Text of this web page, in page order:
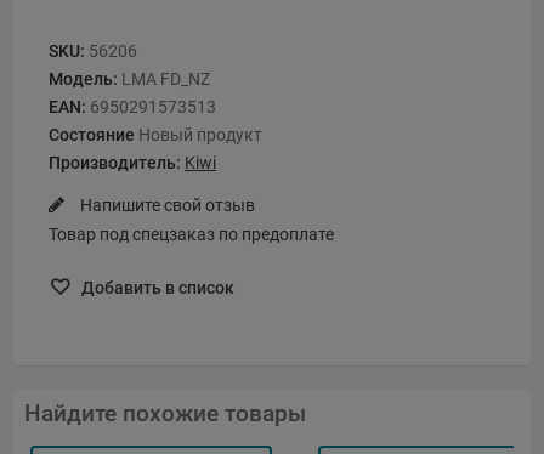
SKU: 56206
Модель: LMA FD_NZ
EAN: 6950291573513
Состояние Новый продукт
Производитель: Kiwi
Напишите свой отзыв
Товар под спецзаказ по предоплате
Добавить в список
Найдите похожие товары